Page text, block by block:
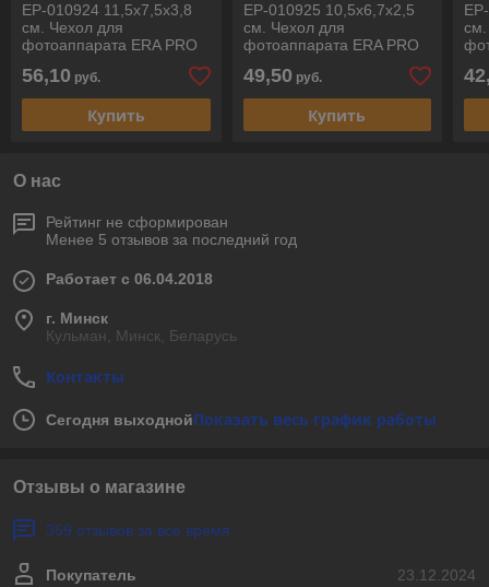
EP-010924 11,5х7,5х3,8
см. Чехол для
фотоаппарата ERA PRO
56,10 руб.
Купить
EP-010925 10,5х6,7х2,5
см. Чехол для
фотоаппарата ERA PRO
49,50 руб.
Купить
О нас
Рейтинг не сформирован
Менее 5 отзывов за последний год
Работает с 06.04.2018
г. Минск
Кульман, Минск, Беларусь
Контакты
Сегодня выходнойПоказать весь график работы
Отзывы о магазине
359 отзывов за всё время
23.12.2024
Покупатель